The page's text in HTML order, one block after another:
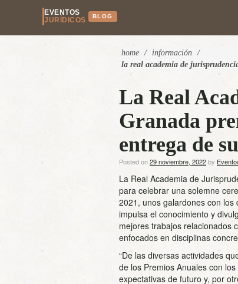
EVENTOS
JURÍDICOS
BLOG
home / información /
la real academia de
La Real
Granada
entrega de
Posted on29 noviembre, 2022by
La Real Academia de
para celebrar una solemne
2021, unos galardones con
impulsa el conocimiento y
mejores trabajos relacionados
enfocados en disciplinas
“De las diversas actividades
de los Premios Anuales con
expectativas de futuro y, por